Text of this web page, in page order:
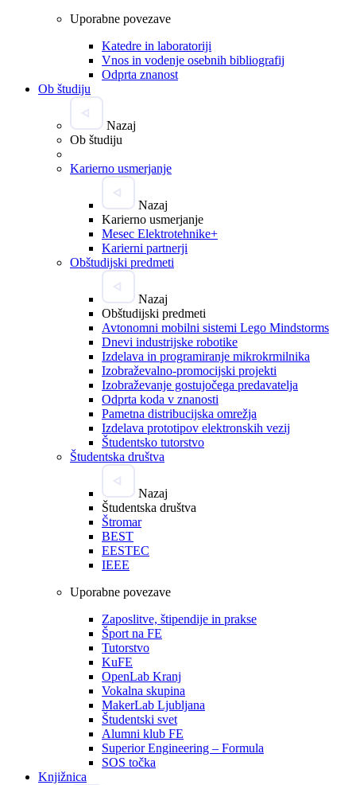
Uporabne povezave
Katedre in laboratoriji
Vnos in vodenje osebnih bibliografij
Odprta znanost
Ob študiju
Nazaj
Ob študiju
Karierno usmerjanje
Nazaj
Karierno usmerjanje
Mesec Elektrotehnike+
Karierni partnerji
Obštudijski predmeti
Nazaj
Obštudijski predmeti
Avtonomni mobilni sistemi Lego Mindstorms
Dnevi industrijske robotike
Izdelava in programiranje mikrokrmilnika
Izobraževalno-promocijski projekti
Izobraževanje gostujočega predavatelja
Odprta koda v znanosti
Pametna distribucijska omrežja
Izdelava prototipov elektronskih vezij
Študentsko tutorstvo
Študentska društva
Nazaj
Študentska društva
Štromar
BEST
EESTEC
IEEE
Uporabne povezave
Zaposlitve, štipendije in prakse
Šport na FE
Tutorstvo
KuFE
OpenLab Kranj
Vokalna skupina
MakerLab Ljubljana
Študentski svet
Alumni klub FE
Superior Engineering – Formula
SOS točka
Knjižnica